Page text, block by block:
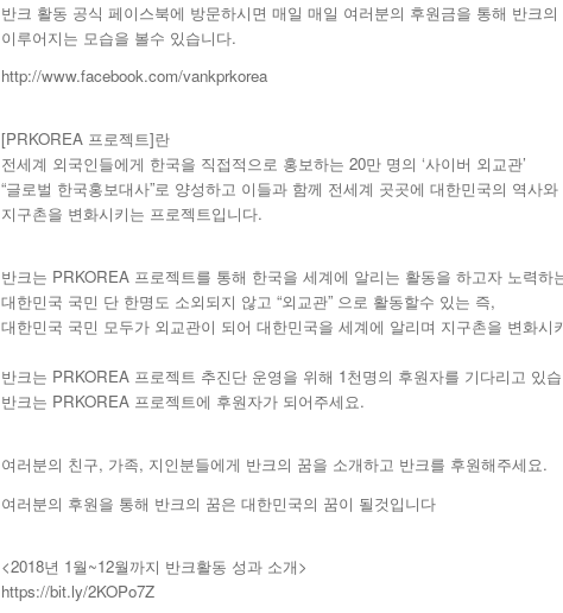
반크 활동 공식 페이스북에 방문하시면 매일 매일 여러분의 후원금을 통해 반크의
이루어지는 모습을 볼수 있습니다.
http://www.facebook.com/vankprkorea
[PRKOREA 프로젝트]란
전세계 외국인들에게 한국을 직접적으로 홍보하는 20만 명의 ‘사이버 외교관’
“글로벌 한국홍보대사”로 양성하고 이들과 함께 전세계 곳곳에 대한민국의 역사
지구촌을 변화시키는 프로젝트입니다.
반크는 PRKOREA 프로젝트를 통해 한국을 세계에 알리는 활동을 하고자 노력하
대한민국 국민 단 한명도 소외되지 않고 “외교관” 으로 활동할수 있는 즉,
대한민국 국민 모두가 외교관이 되어 대한민국을 세계에 알리며 지구촌을 변화시
반크는 PRKOREA 프로젝트 추진단 운영을 위해 1천명의 후원자를 기다리고 있
반크는 PRKOREA 프로젝트에 후원자가 되어주세요.
여러분의 친구, 가족, 지인분들에게 반크의 꿈을 소개하고 반크를 후원해주세요.
여러분의 후원을 통해 반크의 꿈은 대한민국의 꿈이 될것입니다
<2018년 1월~12월까지 반크활동 성과 소개>
https://bit.ly/2KOPo7Z